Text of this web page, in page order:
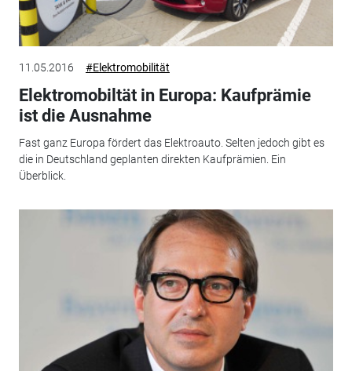
11.05.2016 #Elektromobilität
Elektromobiltät in Europa: Kaufprämie
ist die Ausnahme
Fast ganz Europa fördert das Elektroauto. Selten jedoch gibt es
die in Deutschland geplanten direkten Kaufprämien. Ein
Überblick.